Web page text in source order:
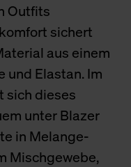
Outfits
sichert
aus einem
und Elastan. Im
sich dieses
unter Blazer
in Melange-
Mischgewebe,